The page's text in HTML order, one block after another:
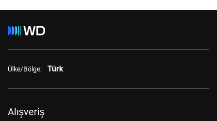
Ülke/Bölge: Türk
Alışveriş